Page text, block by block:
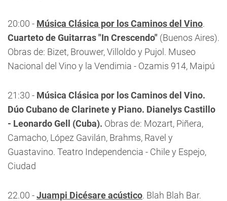
20:00 - Música Clásica por los Caminos del Vino.
Cuarteto de Guitarras "In Crescendo" (Buenos Aires).
Obras de: Bizet, Brouwer, Villoldo y Pujol. Museo
Nacional del Vino y la Vendimia - Ozamis 914, Maipú
21:30 - Música Clásica por los Caminos del Vino.
Dúo Cubano de Clarinete y Piano. Dianelys Castillo
- Leonardo Gell (Cuba). Obras de: Mozart, Piñera,
Camacho, López Gavilán, Brahms, Ravel y
Guastavino. Teatro Independencia - Chile y Espejo,
Ciudad
22.00 -Juampi Dicésare acústico. Blah Blah Bar.